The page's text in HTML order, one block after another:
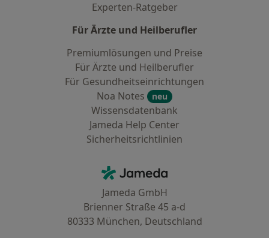
Experten-Ratgeber
Für Ärzte und Heilberufler
Premiumlösungen und Preise
Für Ärzte und Heilberufler
Für Gesundheitseinrichtungen
Noa Notes
neu
Wissensdatenbank
Jameda Help Center
Sicherheitsrichtlinien
Jameda - Startseite
Jameda GmbH
Brienner Straße 45 a-d
80333 München, Deutschland